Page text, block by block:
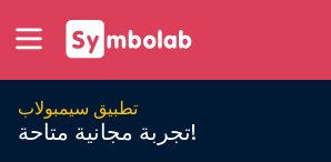
تطبيق سيمبولاب
تجربة مجانية متاحة!